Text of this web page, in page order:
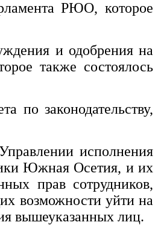
РЮО, которое
и одобрения на
также состоялось
по законодательству,
исполнения
Южная Осетия, и их
прав сотрудников,
возможности уйти на
вышеуказанных лиц.